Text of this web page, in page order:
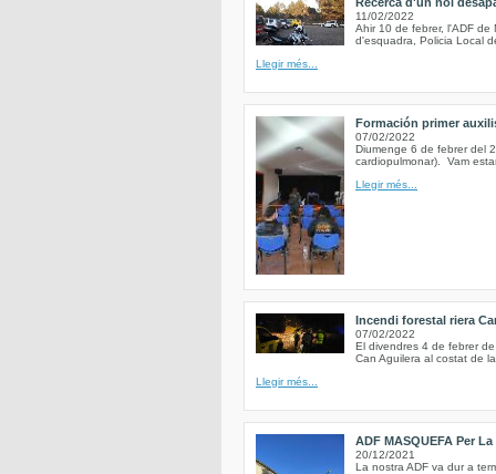
11/02/2022
Ahir 10 de febrer, l'ADF de
d'esquadra, Policia Local
Llegir més...
Formación primer
07/02/2022
Diumenge 6 de febrer del
cardiopulmonar). Vam
Llegir més...
Incendi forestal riera
07/02/2022
El divendres 4 de febrer
Can Aguilera al costat de
Llegir més...
ADF MASQUEFA Per
20/12/2021
La nostra ADF va dur a